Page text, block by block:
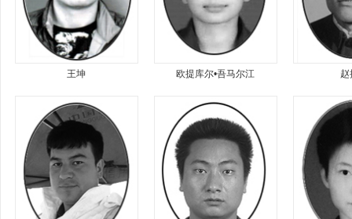
王坤 欧提库尔•吾马尔江 赵